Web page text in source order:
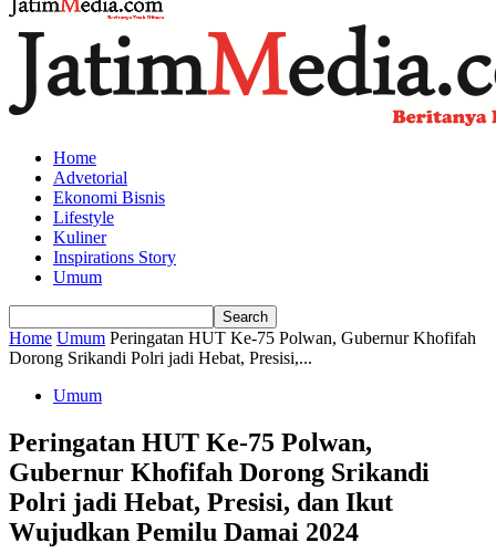
Home
Advetorial
Ekonomi Bisnis
Lifestyle
Kuliner
Inspirations Story
Umum
Home Umum Peringatan HUT Ke-75 Polwan, Gubernur Khofifah
Dorong Srikandi Polri jadi Hebat, Presisi,...
Umum
Peringatan HUT Ke-75 Polwan,
Gubernur Khofifah Dorong Srikandi
Polri jadi Hebat, Presisi, dan Ikut
Wujudkan Pemilu Damai 2024